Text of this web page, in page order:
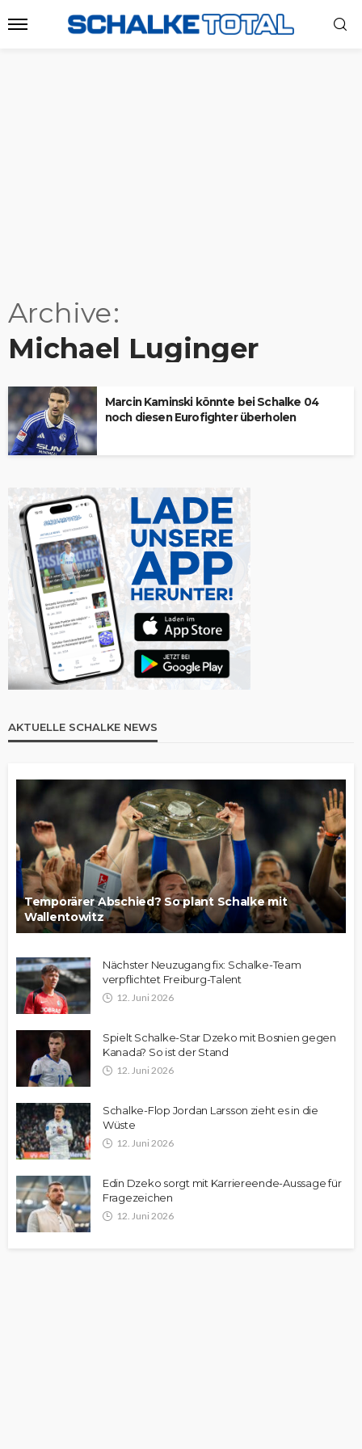
Archive
Michael Luginger
Marcin Kaminski könnte bei Schalke 04
noch diesen Eurofighter überholen
AKTUELLE SCHALKE NEWS
Temporärer Abschied? So plant Schalke mit
Wallentowitz
Nächster Neuzugang fix: Schalke-Team
verpflichtet Freiburg-Talent
12. Juni 2026
Spielt Schalke-Star Dzeko mit Bosnien gegen
Kanada? So ist der Stand
12. Juni 2026
Schalke-Flop Jordan Larsson zieht es in die
Wüste
12. Juni 2026
Edin Dzeko sorgt mit Karriereende-Aussage für
Fragezeichen
12. Juni 2026